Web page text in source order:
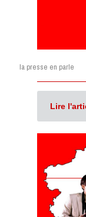
la presse en parle
Lire